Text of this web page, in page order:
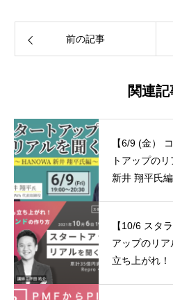
前の記事
関連記
【6/9 (金）
トアップの
新井 翔平氏
【10/6 スタラボ・塾生限定】スタート
アップのリ
立ち上がれ